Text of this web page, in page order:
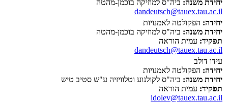
יחידת משנה: ביה"ס למוזיקה בוכמן-מהטה
dandeutsch@tauex.tau.ac.il
יחידה: הפקולטה לאמנויות
יחידת משנה: ביה"ס למוזיקה בוכמן-מהטה
תפקיד: עמית הוראה
dandeutsch@tauex.tau.ac.il
עידו דולב
יחידה: הפקולטה לאמנויות
יחידת משנה: ביה"ס לקולנוע וטלוויזיה ע"ש סטיב טיש
תפקיד: עמית הוראה
idolev@tauex.tau.ac.il